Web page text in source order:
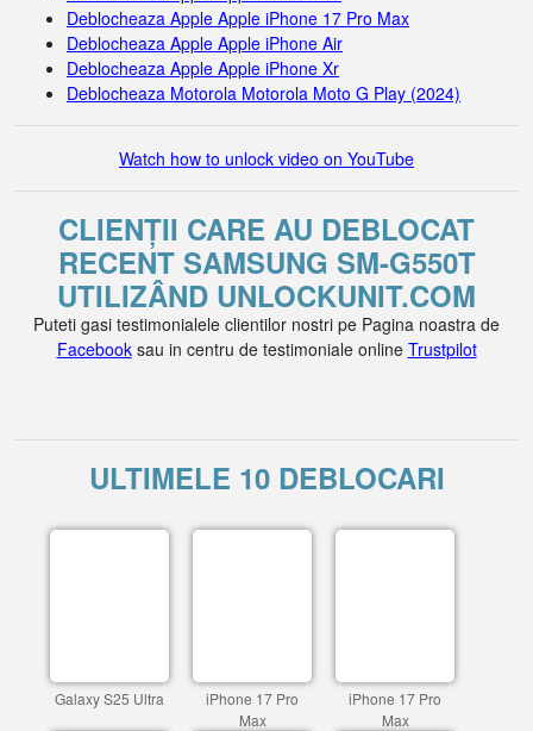
Deblocheaza Apple Apple iPhone 17 Pro Max
Deblocheaza Apple Apple iPhone Air
Deblocheaza Apple Apple iPhone Xr
Deblocheaza Motorola Motorola Moto G Play (2024)
Watch how to unlock video on YouTube
CLIENȚII CARE AU DEBLOCAT
RECENT SAMSUNG SM-G550T
UTILIZÂND UNLOCKUNIT.COM
Puteti gasi testimonialele clientilor nostri pe Pagina noastra de
Facebooksau in centru de testimoniale online Trustpilot
ULTIMELE 10 DEBLOCARI
Galaxy S25 Ultra
iPhone 17 Pro
Max
iPhone 17 Pro
Max